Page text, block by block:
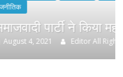
महंगाई के खिलाफ
All Rights 0